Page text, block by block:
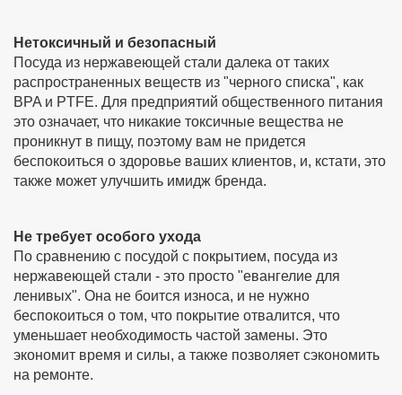
Нетоксичный и безопасный
Посуда из нержавеющей стали далека от таких
распространенных веществ из "черного списка", как
BPA и PTFE. Для предприятий общественного питания
это означает, что никакие токсичные вещества не
проникнут в пищу, поэтому вам не придется
беспокоиться о здоровье ваших клиентов, и, кстати, это
также может улучшить имидж бренда.
Не требует особого ухода
По сравнению с посудой с покрытием, посуда из
нержавеющей стали - это просто "евангелие для
ленивых". Она не боится износа, и не нужно
беспокоиться о том, что покрытие отвалится, что
уменьшает необходимость частой замены. Это
экономит время и силы, а также позволяет сэкономить
на ремонте.